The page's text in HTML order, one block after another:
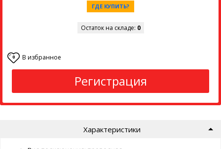
ГДЕ КУПИТЬ?
Остаток на складе: 0
0 В избранное
Регистрация
Характеристики